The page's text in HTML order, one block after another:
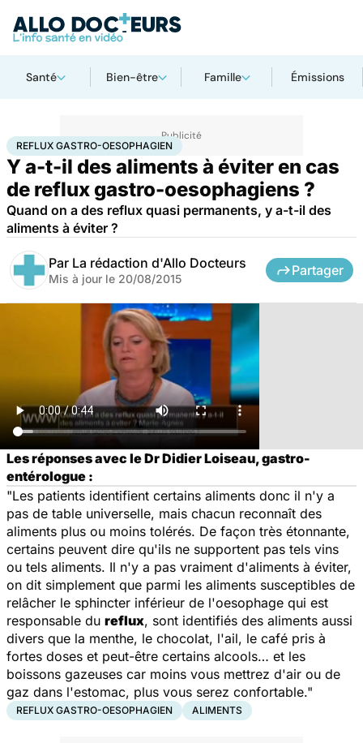
Santé Bien-être Famille Émissions
AccueilSantéReflux gastro-oesophagien
REFLUX GASTRO-OESOPHAGIEN
Y a-t-il des aliments à éviter en cas
de reflux gastro-oesophagiens ?
Quand on a des reflux quasi permanents, y a-t-il des
aliments à éviter ?
Par La rédaction d'Allo Docteurs
Mis à jour le 20/08/2015
Partager
Les réponses avec le Dr Didier Loiseau, gastro-
entérologue :
"Les patients identifient certains aliments donc il n'y a
pas de table universelle, mais chacun reconnaît des
aliments plus ou moins tolérés. De façon très étonnante,
certains peuvent dire qu'ils ne supportent pas tels vins
ou tels aliments. Il n'y a pas vraiment d'aliments à éviter,
on dit simplement que parmi les aliments susceptibles de
relâcher le sphincter inférieur de l'oesophage qui est
responsable du reflux, sont identifiés des aliments aussi
divers que la menthe, le chocolat, l'ail, le café pris à
fortes doses et peut-être certains alcools… et les
boissons gazeuses car moins vous mettrez d'air ou de
gaz dans l'estomac, plus vous serez confortable."
REFLUX GASTRO-OESOPHAGIEN ALIMENTS